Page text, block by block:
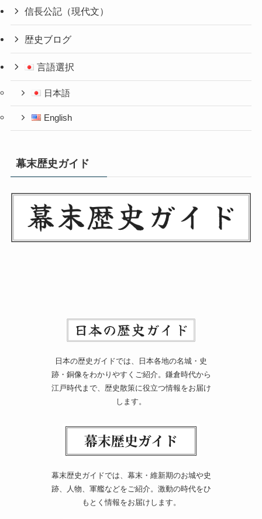
信長公記（現代文）
歴史ブログ
言語選択
日本語
English
幕末歴史ガイド
日本の歴史ガイドでは、日本各地の名城・史
跡・銅像をわかりやすくご紹介。鎌倉時代から
江戸時代まで、歴史散策に役立つ情報をお届け
します。
幕末歴史ガイドでは、幕末・維新期のお城や史
跡、人物、軍艦などをご紹介。激動の時代をひ
もとく情報をお届けします。